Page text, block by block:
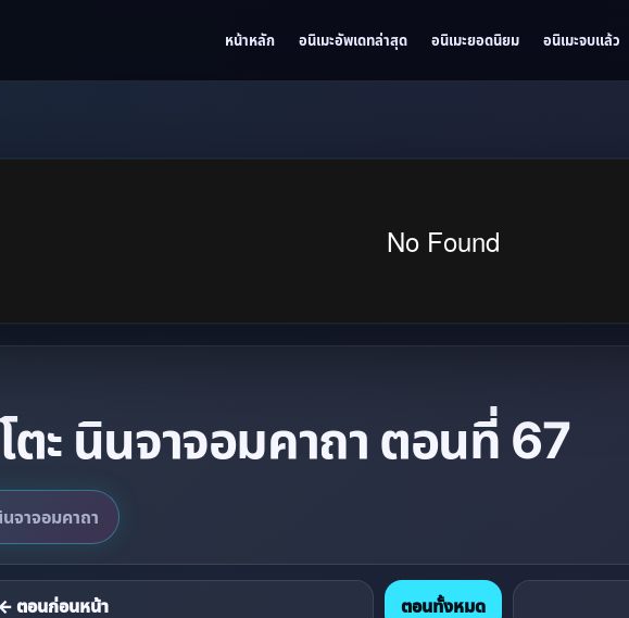
หน้าหลัก อนิเมะอัพเดทล่าสุด อนิเมะยอดนิยม อนิเมะจบแล้ว
ตะ นินจาจอมคาถา ตอนที่ 67
จาจอมคาถา
ตอนก่อนหน้า ตอนทั้งหมด